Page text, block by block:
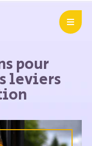
pour
leviers